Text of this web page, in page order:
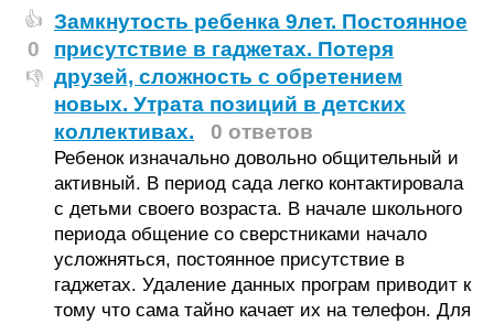
👍
0
👎
Замкнутость ребенка 9лет. Постоянное
присутствие в гаджетах. Потеря
друзей, сложность с обретением
новых. Утрата позиций в детских
коллективах.
0 ответов
Ребенок изначально довольно общительный и
активный. В период сада легко контактировала
с детьми своего возраста. В начале школьного
периода общение со сверстниками начало
усложняться, постоянное присутствие в
гаджетах. Удаление данных програм приводит к
тому что сама тайно качает их на телефон. Для